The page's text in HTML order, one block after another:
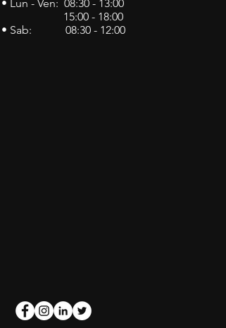
• Lun - Ven: 08:30 - 13:00
15:00 - 18:00
• Sab: 08:30 - 12:00